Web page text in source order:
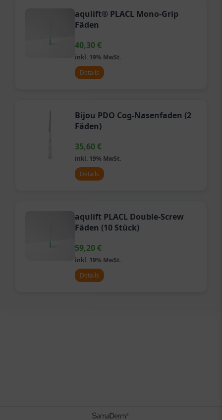
aqulift® PLACL Mono-Grip
Fäden
40,30€
inkl. 19% MwSt.
Details
Bijou PDO Cog-Nasenfaden (2
Fäden)
35,60€
inkl. 19% MwSt.
Details
aqulift PLACL Double-Screw
Fäden (10 Stück)
59,20€
inkl. 19% MwSt.
Details